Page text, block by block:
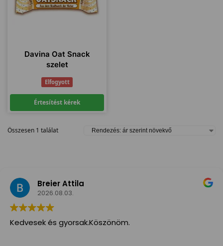
Davina Oat Snack
szelet
Elfogyott
Értesítést kérek
Összesen 1 találat
Breier Attila
2026.08.03.
Kedvesek és gyorsak.Köszönöm.